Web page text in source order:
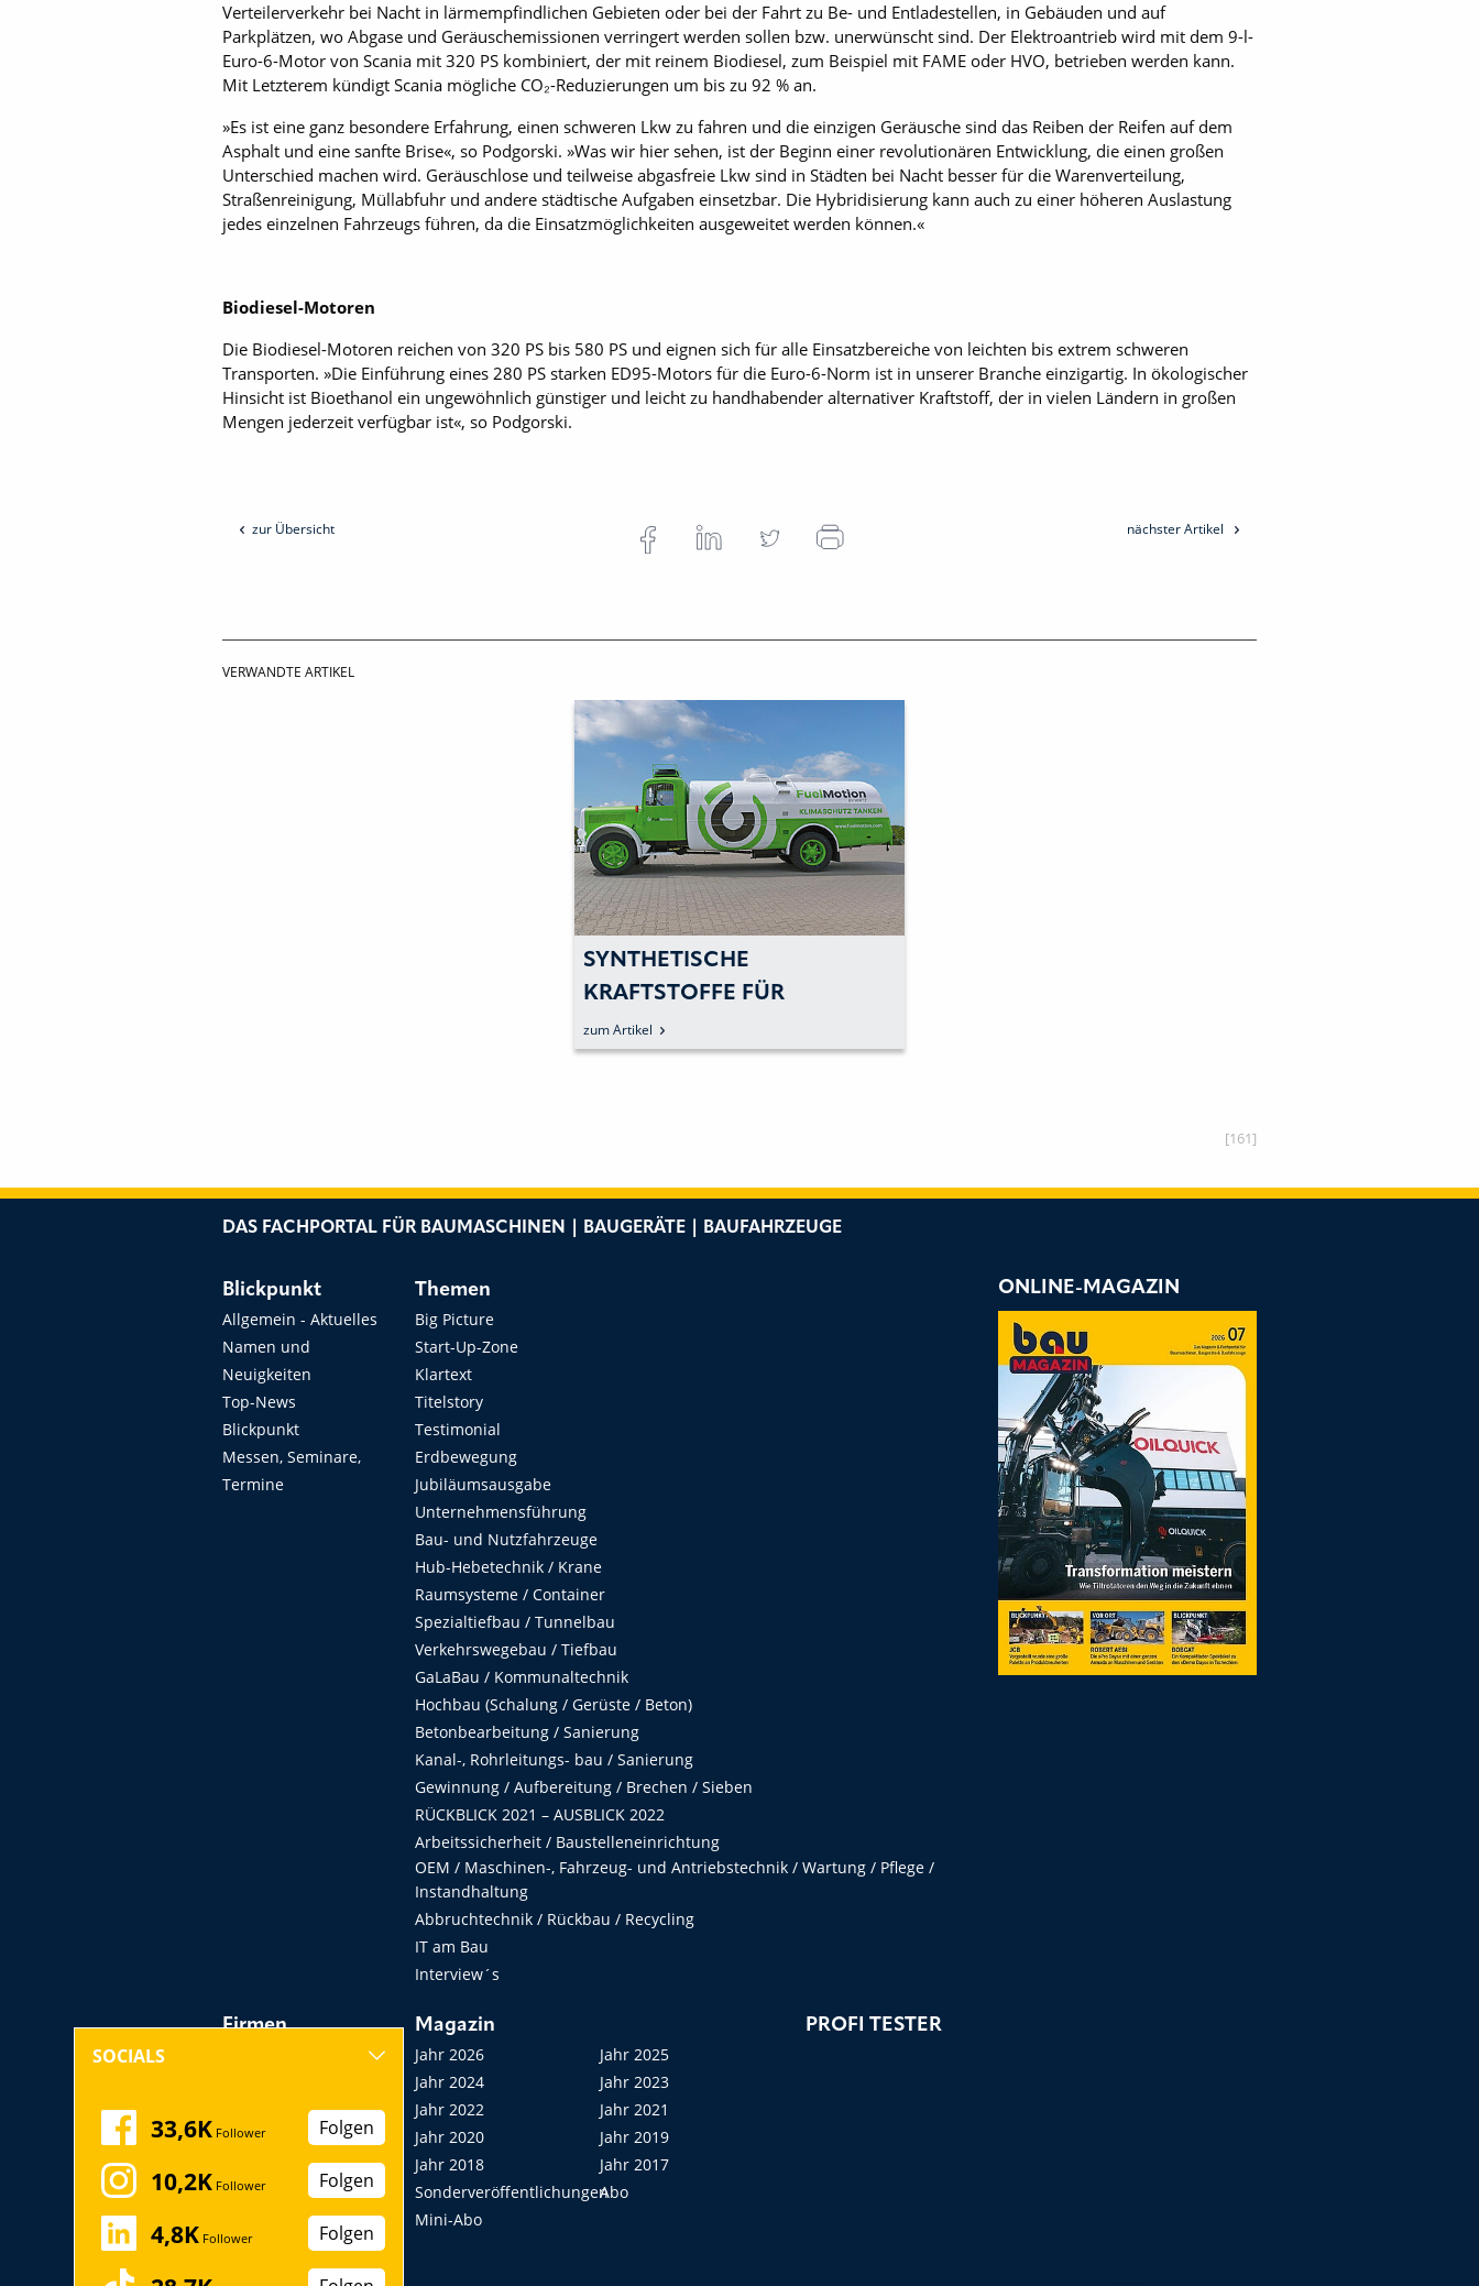
Verteilerverkehr bei Nacht in lärmempfindlichen Gebieten oder bei der Fahrt zu Be- und Entladestellen, in Gebäuden und auf
Parkplätzen, wo Abgase und Geräuschemissionen verringert werden sollen bzw. unerwünscht sind. Der Elektroantrieb wird mit dem 9-l-
Euro-6-Motor von Scania mit 320 PS kombiniert, der mit reinem Biodiesel, zum Beispiel mit FAME oder HVO, betrieben werden kann.
Mit Letzterem kündigt Scania mögliche CO₂-Reduzierungen um bis zu 92 % an.
»Es ist eine ganz besondere Erfahrung, einen schweren Lkw zu fahren und die einzigen Geräusche sind das Reiben der Reifen auf dem
Asphalt und eine sanfte Brise«, so Podgorski. »Was wir hier sehen, ist der Beginn einer revolutionären Entwicklung, die einen großen
Unterschied machen wird. Geräuschlose und teilweise abgasfreie Lkw sind in Städten bei Nacht besser für die Warenverteilung,
Straßenreinigung, Müllabfuhr und andere städtische Aufgaben einsetzbar. Die Hybridisierung kann auch zu einer höheren Auslastung
jedes einzelnen Fahrzeugs führen, da die Einsatzmöglichkeiten ausgeweitet werden können.«
Biodiesel-Motoren
Die Biodiesel-Motoren reichen von 320 PS bis 580 PS und eignen sich für alle Einsatzbereiche von leichten bis extrem schweren
Transporten. »Die Einführung eines 280 PS starken ED95-Motors für die Euro-6-Norm ist in unserer Branche einzigartig. In ökologischer
Hinsicht ist Bioethanol ein ungewöhnlich günstiger und leicht zu handhabender alternativer Kraftstoff, der in vielen Ländern in großen
Mengen jederzeit verfügbar ist«, so Podgorski.
zur Übersicht nächster Artikel
VERWANDTE ARTIKEL
SYNTHETISCHE
KRAFTSTOFFE FÜR
VORHANDENE MOTOREN
zum Artikel
[161]
DAS FACHPORTAL FÜR BAUMASCHINEN | BAUGERÄTE | BAUFAHRZEUGE
Blickpunkt
Allgemein - Aktuelles
Namen und
Neuigkeiten
Top-News
Blickpunkt
Messen, Seminare,
Termine
Themen
Big Picture
Start-Up-Zone
Klartext
Titelstory
Testimonial
Erdbewegung
Jubiläumsausgabe
Unternehmensführung
Bau- und Nutzfahrzeuge
Hub-Hebetechnik / Krane
Raumsysteme / Container
Spezialtiefbau / Tunnelbau
Verkehrswegebau / Tiefbau
GaLaBau / Kommunaltechnik
Hochbau (Schalung / Gerüste / Beton)
Betonbearbeitung / Sanierung
Kanal-, Rohrleitungs- bau / Sanierung
Gewinnung / Aufbereitung / Brechen / Sieben
RÜCKBLICK 2021 – AUSBLICK 2022
Arbeitssicherheit / Baustelleneinrichtung
OEM / Maschinen-, Fahrzeug- und Antriebstechnik / Wartung / Pflege /
Instandhaltung
Abbruchtechnik / Rückbau / Recycling
IT am Bau
Interview´s
Firmen
Messen, Seminare,
Kongresse
Startup
Magazin
Jahr 2026
Jahr 2025
Jahr 2024
Jahr 2023
Jahr 2022
Jahr 2021
Jahr 2020
Jahr 2019
Jahr 2018
Jahr 2017
SonderveröffentlichungenAbo
Mini-Abo
PROFI TESTER
ONLINE-MAGAZIN
SOCIALS
33,6K Follower Folgen
10,2K Follower Folgen
4,8K Follower Folgen